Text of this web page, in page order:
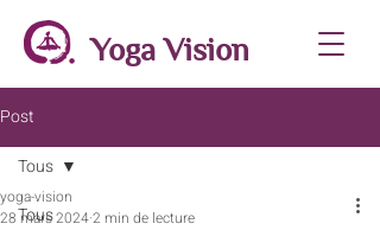
Yoga Vision
Post
Tous
Tous
yoga-vision
28 mars 20242 min de lecture